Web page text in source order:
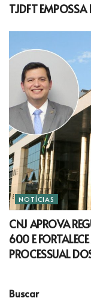
TJDFT
NOTÍCIAS
CNJ APROVA
600 E
PROCESSUAL
Buscar